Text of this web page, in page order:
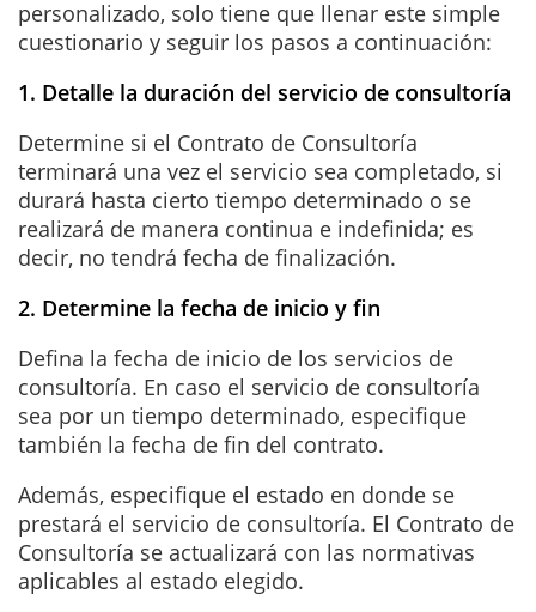
personalizado, solo tiene que llenar este simple
cuestionario y seguir los pasos a continuación:
1. Detalle la duración del servicio de consultoría
Determine si el Contrato de Consultoría
terminará una vez el servicio sea completado, si
durará hasta cierto tiempo determinado o se
realizará de manera continua e indefinida; es
decir, no tendrá fecha de finalización.
2. Determine la fecha de inicio y fin
Defina la fecha de inicio de los servicios de
consultoría. En caso el servicio de consultoría
sea por un tiempo determinado, especifique
también la fecha de fin del contrato.
Además, especifique el estado en donde se
prestará el servicio de consultoría. El Contrato de
Consultoría se actualizará con las normativas
aplicables al estado elegido.